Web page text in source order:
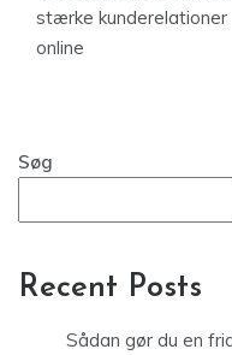
stærke kunderelationer
online
Søg
Recent Posts
Sådan gør du en